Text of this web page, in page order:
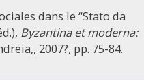
dans le “Stato da
Byzantina et moderna:
2007?, pp. 75-84.